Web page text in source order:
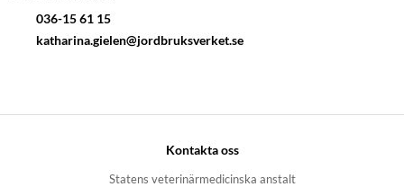
036-15 61 15
katharina.gielen@jordbruksverket.se
Kontakta oss
Statens veterinärmedicinska anstalt